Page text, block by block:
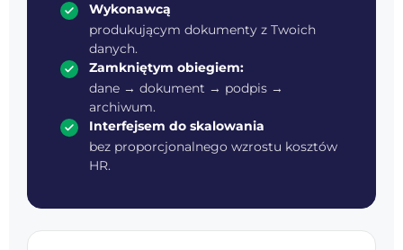
Wykonawcą
produkującym dokumenty z Twoich
danych.
Zamkniętym obiegiem:
dane → dokument → podpis →
archiwum.
Interfejsem do skalowania
bez proporcjonalnego wzrostu kosztów
HR.